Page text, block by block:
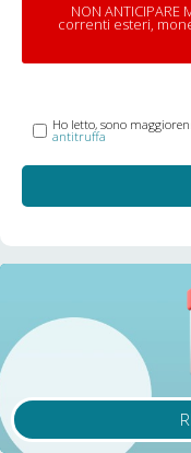
NON
correnti esteri,
Ho letto, sono
antitruffa